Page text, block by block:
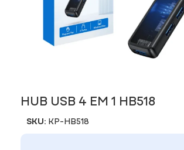
HUB USB 4 EM 1 HB518
SKU: KP-HB518